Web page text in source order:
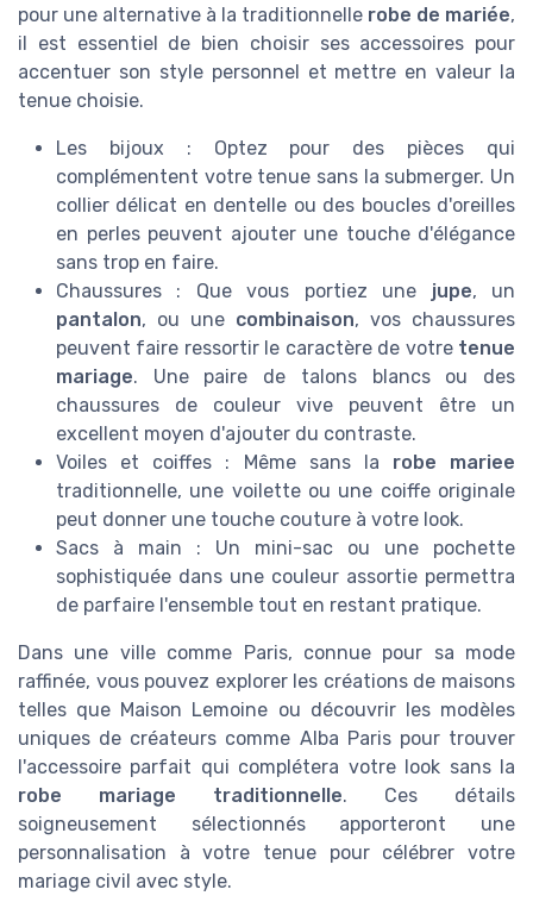
pour une alternative à la traditionnelle robe de mariée,
il est essentiel de bien choisir ses accessoires pour
accentuer son style personnel et mettre en valeur la
tenue choisie.
Les bijoux : Optez pour des pièces qui
complémentent votre tenue sans la submerger. Un
collier délicat en dentelle ou des boucles d'oreilles
en perles peuvent ajouter une touche d'élégance
sans trop en faire.
Chaussures : Que vous portiez une jupe, un
pantalon, ou une combinaison, vos chaussures
peuvent faire ressortir le caractère de votre tenue
mariage. Une paire de talons blancs ou des
chaussures de couleur vive peuvent être un
excellent moyen d'ajouter du contraste.
Voiles et coiffes : Même sans la robe mariee
traditionnelle, une voilette ou une coiffe originale
peut donner une touche couture à votre look.
Sacs à main : Un mini-sac ou une pochette
sophistiquée dans une couleur assortie permettra
de parfaire l'ensemble tout en restant pratique.
Dans une ville comme Paris, connue pour sa mode
raffinée, vous pouvez explorer les créations de maisons
telles que Maison Lemoine ou découvrir les modèles
uniques de créateurs comme Alba Paris pour trouver
l'accessoire parfait qui complétera votre look sans la
robe mariage traditionnelle. Ces détails
soigneusement sélectionnés apporteront une
personnalisation à votre tenue pour célébrer votre
mariage civil avec style.